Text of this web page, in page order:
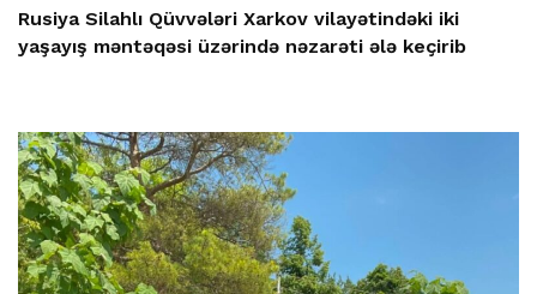
Rusiya Silahlı Qüvvələri Xarkov vilayətindəki iki
yaşayış məntəqəsi üzərində nəzarəti ələ keçirib